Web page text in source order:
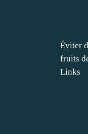
Éviter
fruits
Links